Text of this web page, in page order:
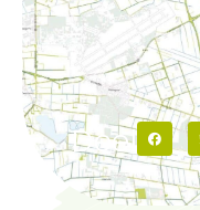
Deel